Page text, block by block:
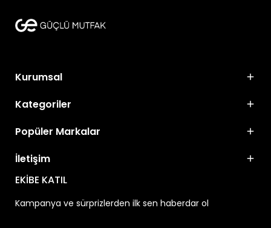
Kurumsal
Kategoriler
Popüler Markalar
İletişim
EKİBE KATIL
Kampanya ve sürprizlerden ilk sen haberdar ol